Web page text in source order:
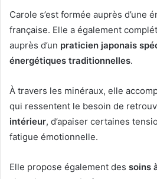
Carole s’est formée auprès d’une
française. Elle a également
auprès d’un praticien japonais
énergétiques traditionnelles.
À travers les minéraux, elle
qui ressentent le besoin de
intérieur, d’apaiser certaines
fatigue émotionnelle.
Elle propose également des soins